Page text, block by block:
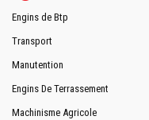
Engins de Btp
Transport
Manutention
Engins De Terrassement
Machinisme Agricole